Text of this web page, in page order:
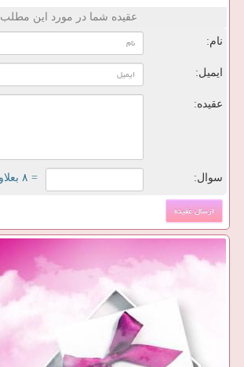
عقیده شما در مورد این مطلب
نام:
ایمیل:
عقیده:
سوال: = ۸ بعلاوه ۲